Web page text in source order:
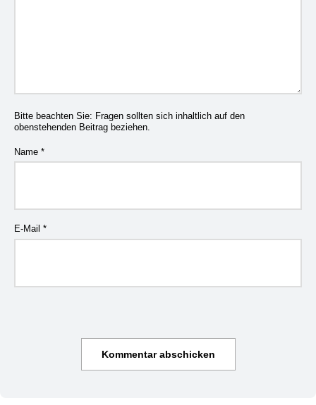
Bitte beachten Sie: Fragen sollten sich inhaltlich auf den
obenstehenden Beitrag beziehen.
Name *
E-Mail *